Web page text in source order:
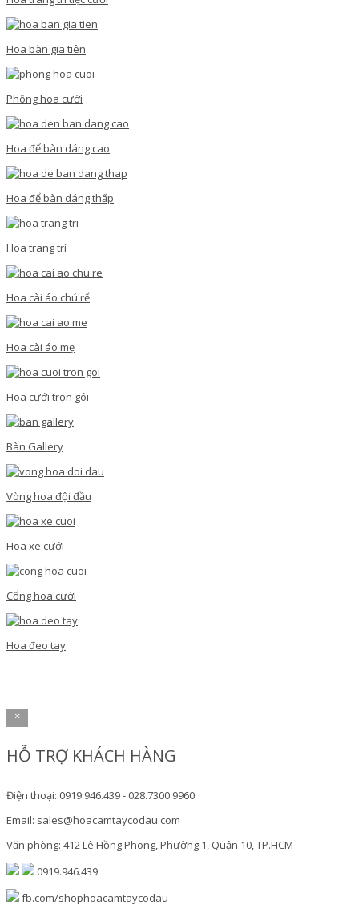
Hoa bàn gia tiên
Phông hoa cưới
Hoa để bàn dáng cao
Hoa để bàn dáng thấp
Hoa trang trí
Hoa cài áo chú rể
Hoa cài áo mẹ
Hoa cưới trọn gói
Bàn Gallery
Vòng hoa đội đầu
Hoa xe cưới
Cổng hoa cưới
Hoa đeo tay
×
HỖ TRỢ KHÁCH HÀNG
Điện thoại: 0919.946.439 - 028.7300.9960
Email: sales@hoacamtaycodau.com
Văn phòng: 412 Lê Hồng Phong, Phường 1, Quận 10, TP.HCM
0919.946.439
fb.com/shophoacamtaycodau